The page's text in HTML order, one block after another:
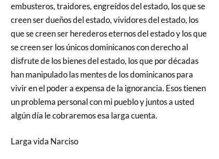
embusteros, traidores, engreídos del estado, los que se
creen ser dueños del estado, vividores del estado, los
que se creen ser herederos eternos del estado y los que
se creen ser los únicos dominicanos con derecho al
disfrute de los bienes del estado, los que por décadas
han manipulado las mentes de los dominicanos para
vivir en el poder a expensa de la ignorancia. Esos tienen
un problema personal con mi pueblo y juntos a usted
algún día le cobraremos esa larga cuenta.
Larga vida Narciso